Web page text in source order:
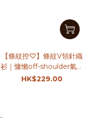
【條紋控♡】條紋V領針織
衫｜慵懶off-shoulder氣質
外搭｜4色入
HK$229.00